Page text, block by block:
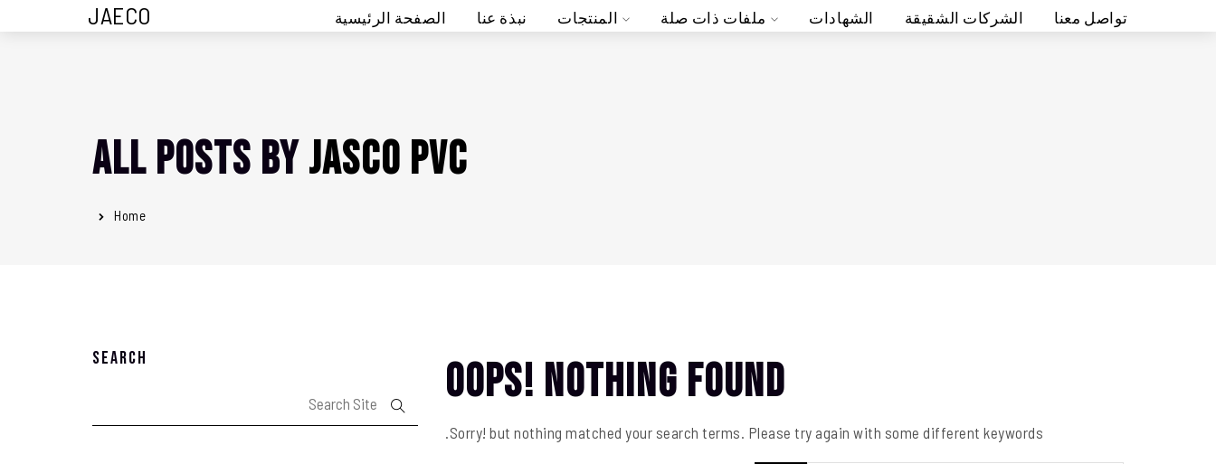
JAECO الصفحة الرئيسية نبذة عنا المنتجات ملفات ذات صلة الشهادات الشركات الشقيقة تواصل معنا
All posts by jasco pvc
Home
Oops! Nothing Found
Sorry! but nothing matched your search terms. Please try again with some different keywords.
Search